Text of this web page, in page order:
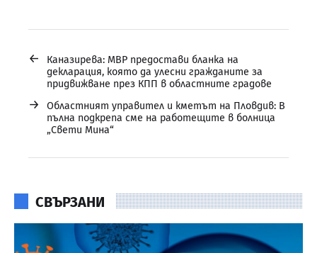
←
Каназирева: МВР предостави бланка на
декларация, която да улесни гражданите за
придвижване през КПП в областните градове
→
Областният управител и кметът на Пловдив: В
пълна подкрепа сме на работещите в болница
„Свети Мина“
СВЪРЗАНИ